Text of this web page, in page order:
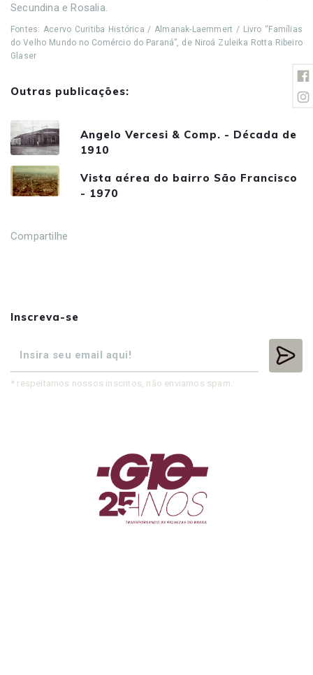
Secundina e Rosalia.
Fontes: Acervo Curitiba Histórica / Almanak-Laemmert / Livro “Famílias
do Velho Mundo no Comércio do Paraná”, de Niroá Zuleika Rotta Ribeiro
Glaser
Outras publicações:
Angelo Vercesi & Comp. - Década de
1910
Vista aérea do bairro São Francisco
- 1970
Compartilhe
Inscreva-se
* respeitamos nossos inscritos, não enviamos spam.